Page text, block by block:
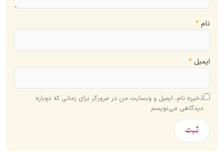
نام *
ایمیل *
ذخیره نام، ایمیل و وبسایت من در مرورگر برای زمانی که دوباره
دیدگاهی می‌نویسم.